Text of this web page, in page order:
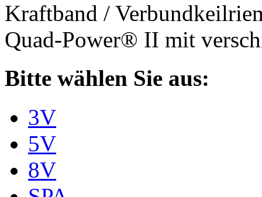
Kraftband /
Quad-Power® II mit
Bitte wählen Sie aus:
3V
5V
8V